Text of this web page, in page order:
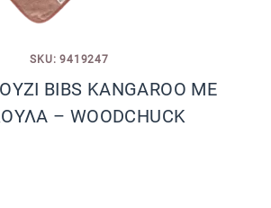
SKU: 9419247
BIBS KANGAROO ΜΕ
– WOODCHUCK